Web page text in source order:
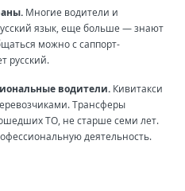
Многие водители и
язык, еще больше — знают
можно с саппорт-
русский.
водители. Кивитакси
Трансферы
ТО, не старше семи лет.
деятельность.